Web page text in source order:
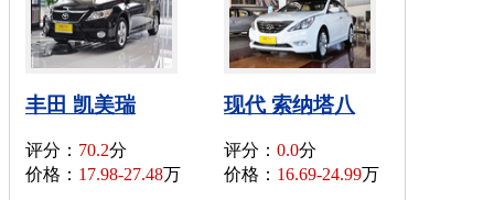
丰田 凯美瑞
评分： 70.2分
价格： 17.98-27.48万
现代 索纳塔八
评分： 0.0分
价格： 16.69-24.99万